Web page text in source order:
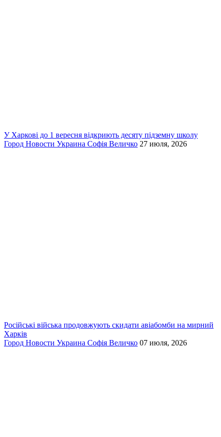
У Харкові до 1 вересня відкриють десяту підземну школу
Город Новости Украина Софія Величко 27 июля, 2026
Російські війська продовжують скидати авіабомби на мирний
Харків
Город Новости Украина Софія Величко 07 июля, 2026